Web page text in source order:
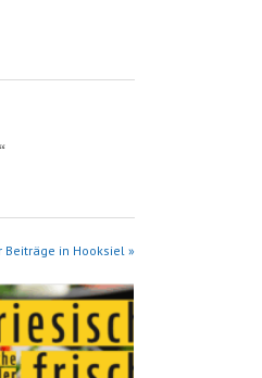
Beiträge in Hooksiel »